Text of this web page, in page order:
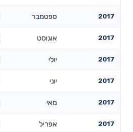
2017 ספטמבר
2017 אוגוסט
2017 יולי
2017 יוני
2017 מאי
2017 אפריל